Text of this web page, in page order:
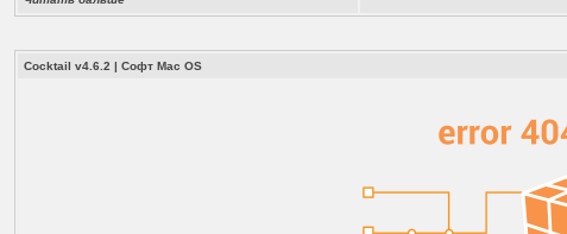
Cocktail v4.6.2 |Софт Mac OS